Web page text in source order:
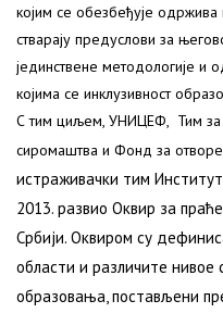
којим се обезбеђује
стварају предуслови за
јединствене методологије и
којима се инклузивност
С тим циљем, УНИЦЕФ, Тим за
сиромаштва и Фонд за
истраживачки тим
2013. развио Оквир за
Србији. Оквиром су
области и различите нивое
образовања, постављени